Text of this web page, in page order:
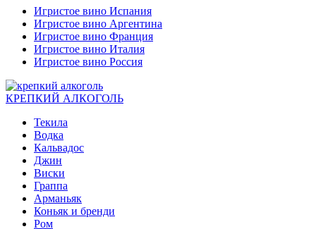
Игристое вино Испания
Игристое вино Аргентина
Игристое вино Франция
Игристое вино Италия
Игристое вино Россия
КРЕПКИЙ АЛКОГОЛЬ
Текила
Водка
Кальвадос
Джин
Виски
Граппа
Арманьяк
Коньяк и бренди
Ром